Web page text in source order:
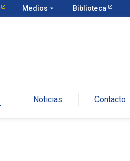
Medios arrow_drop_down Biblioteca
Noticias Contacto